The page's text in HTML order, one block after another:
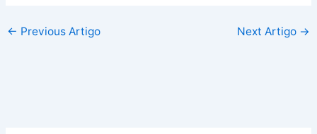
← Previous Artigo Next Artigo →